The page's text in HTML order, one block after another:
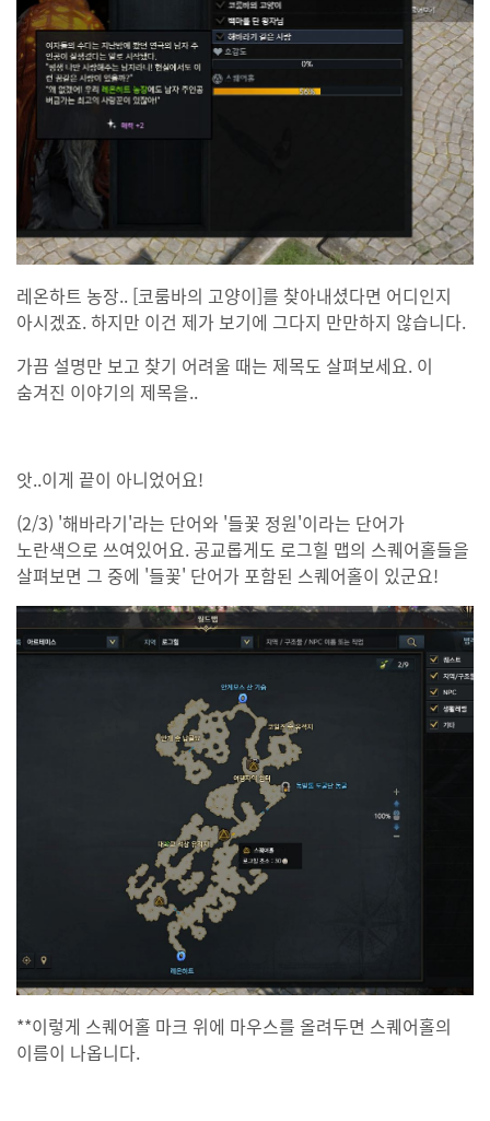
레온하트 농장.. [코룸바의 고양이]를 찾아내셨다면 어디인지
아시겠죠. 하지만 이건 제가 보기에 그다지 만만하지 않습니다.
가끔 설명만 보고 찾기 어려울 때는 제목도 살펴보세요. 이
숨겨진 이야기의 제목을..
앗..이게 끝이 아니었어요!
(2/3) '해바라기'라는 단어와 '들꽃 정원'이라는 단어가
노란색으로 쓰여있어요. 공교롭게도 로그힐 맵의 스퀘어홀들을
살펴보면 그 중에 '들꽃' 단어가 포함된 스퀘어홀이 있군요!
**이렇게 스퀘어홀 마크 위에 마우스를 올려두면 스퀘어홀의
이름이 나옵니다.